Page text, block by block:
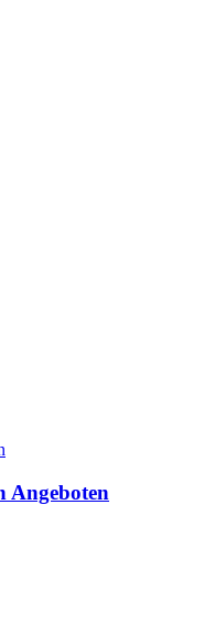
Angeboten